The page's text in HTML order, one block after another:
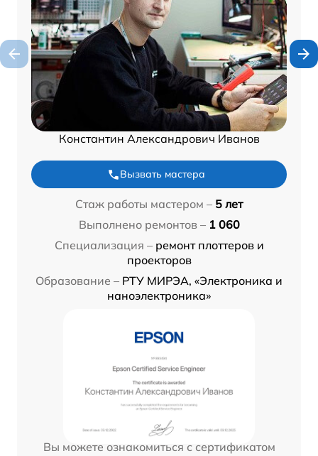
Константин Александрович Иванов
Вызвать мастера
Стаж работы мастером – 5 лет
Выполнено ремонтов – 1 060
Специализация – ремонт плоттеров и
проекторов
Образование – РТУ МИРЭА, «Электроника и
наноэлектроника»
Вы можете ознакомиться с сертификатом